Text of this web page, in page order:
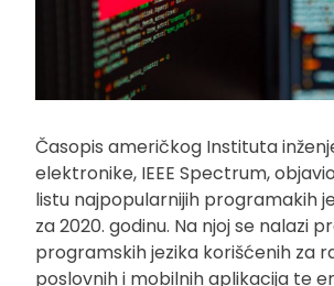
Časopis američkog Instituta
elektronike, IEEE Spectrum,
listu najpopularnijih programakih
za 2020. godinu. Na njoj se nalazi
programskih jezika korišćenih za
poslovnih i mobilnih aplikacija te